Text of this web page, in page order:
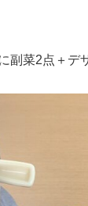
副菜2点＋デ